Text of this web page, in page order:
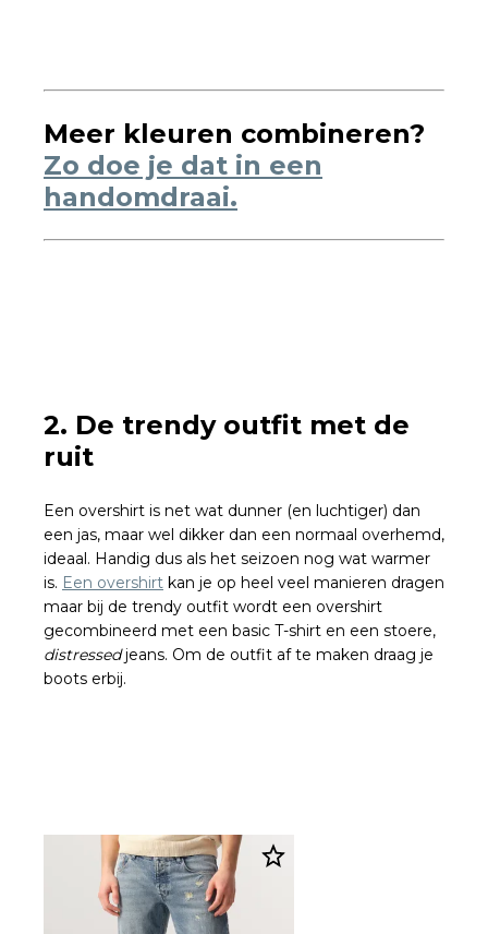
Meer kleuren combineren?
Zo doe je dat in een
handomdraai.
2. De trendy outfit met de
ruit
Een overshirt is net wat dunner (en luchtiger) dan
een jas, maar wel dikker dan een normaal overhemd,
ideaal. Handig dus als het seizoen nog wat warmer
is. Een overshirt kan je op heel veel manieren dragen
maar bij de trendy outfit wordt een overshirt
gecombineerd met een basic T-shirt en een stoere,
distressedjeans. Om de outfit af te maken draag je
boots erbij.